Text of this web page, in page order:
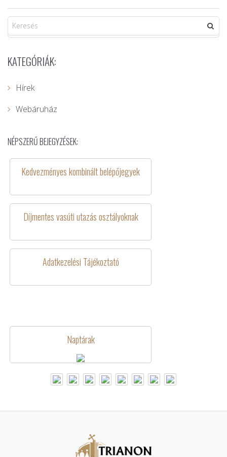
KATEGÓRIÁK:
Hírek
Webáruház
NÉPSZERŰ BEJEGYZÉSEK:
Kedvezményes kombinált belépőjegyek
Díjmentes vasúti utazás osztályoknak
Adatkezelési Tájékoztató
Naptárak